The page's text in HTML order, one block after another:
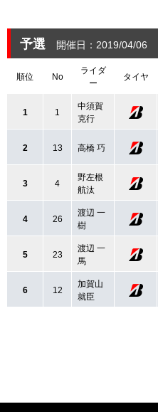
予選 開催日：2019/04/06
順位 No
ライダ
ー
タイヤ
1 1
中須賀
克行
2 13 高橋 巧
3 4
野左根
航汰
4 26
渡辺 一
樹
5 23
渡辺 一
馬
6 12
加賀山
就臣